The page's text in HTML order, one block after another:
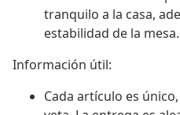
tranquilo a la casa,
estabilidad de la mesa.
Información útil:
Cada artículo es